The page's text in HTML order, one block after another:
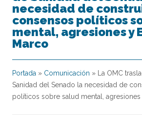
necesidad de
consensos políticos
mental, agresiones y
Marco
Portada » Comunicación »
La OMC
Sanidad del Senado la necesidad de
políticos sobre salud mental, agresiones